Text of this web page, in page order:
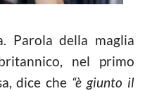
Parola della maglia
nel primo
dice che “è giunto il